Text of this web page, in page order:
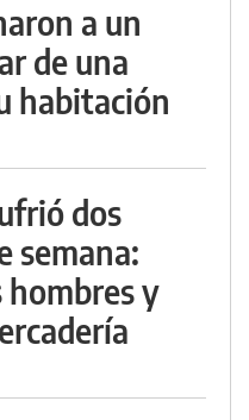
a un
de una
habitación
dos
semana:
hombres y